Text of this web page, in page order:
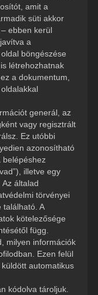
amit a
süti akkor
ebben kerül
a
böngészése
létrehozhatnak
a dokumentum,
generál, az
vagy regisztrált
Ez utóbbi
azonosítható
belépéshez
illetve egy
általad
törvényei
A
kötelezősége
függ.
milyen információk
Ezen felül
automatikus
kódolva tároljuk.